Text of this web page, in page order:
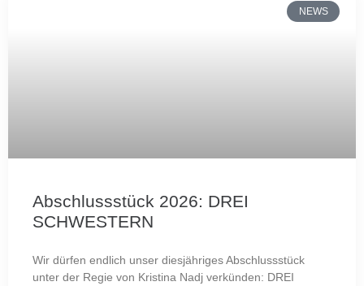
NEWS
Abschlussstück 2026: DREI
SCHWESTERN
Wir dürfen endlich unser diesjähriges Abschlussstück
unter der Regie von Kristina Nadj verkünden: DREI